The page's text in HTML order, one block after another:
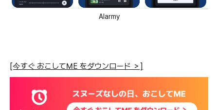
Alarmy
[今すぐ おこしてME をダウンロード ＞]